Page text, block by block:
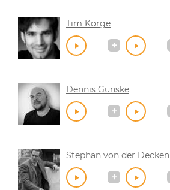
Tim Korge
Dennis Gunske
Stephan von der Decken